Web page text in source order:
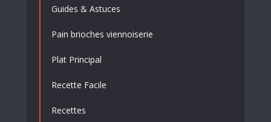
Guides & Astuces
Pain brioches viennoiserie
Plat Principal
Recette Facile
Recettes